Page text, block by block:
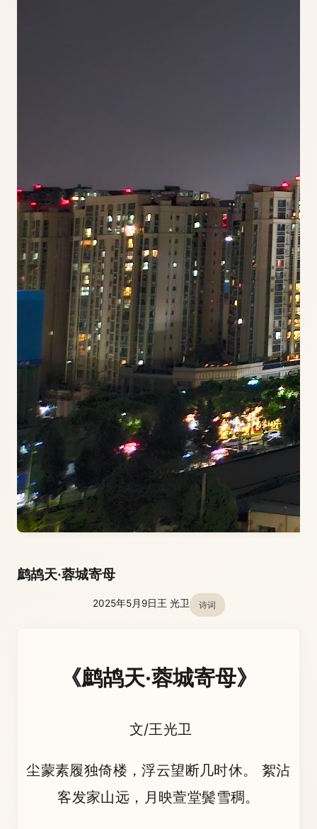
鹧鸪天·蓉城寄母
2025年5月9日王 光卫 诗词
《鹧鸪天·蓉城寄母》
​​ 文/王光卫
尘蒙素履独倚楼，浮云望断几时休。 絮沾
客发家山远，月映萱堂鬓雪稠。